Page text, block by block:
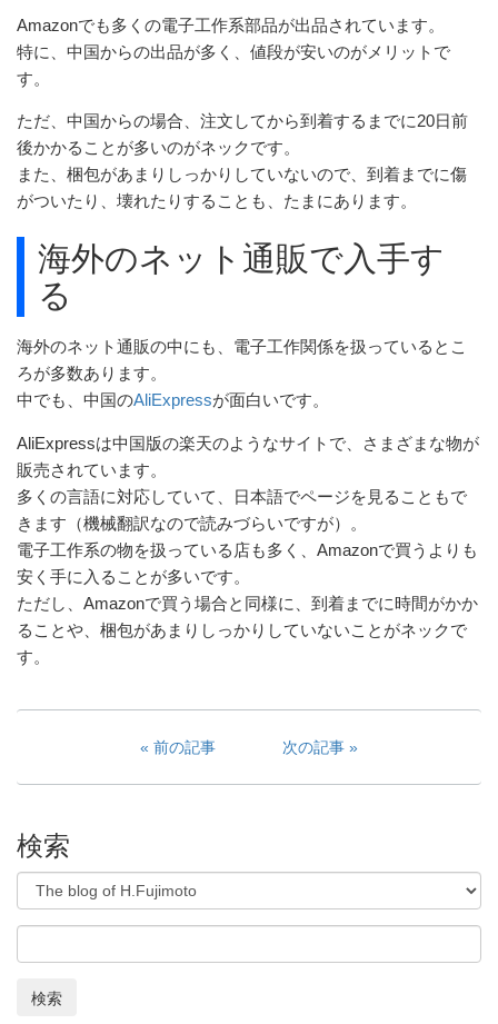
Amazonでも多くの電子工作系部品が出品されています。
特に、中国からの出品が多く、値段が安いのがメリットで
す。
ただ、中国からの場合、注文してから到着するまでに20日前
後かかることが多いのがネックです。
また、梱包があまりしっかりしていないので、到着までに傷
がついたり、壊れたりすることも、たまにあります。
海外のネット通販で入手す
る
海外のネット通販の中にも、電子工作関係を扱っているとこ
ろが多数あります。
中でも、中国のAliExpressが面白いです。
AliExpressは中国版の楽天のようなサイトで、さまざまな物が
販売されています。
多くの言語に対応していて、日本語でページを見ることもで
きます（機械翻訳なので読みづらいですが）。
電子工作系の物を扱っている店も多く、Amazonで買うよりも
安く手に入ることが多いです。
ただし、Amazonで買う場合と同様に、到着までに時間がかか
ることや、梱包があまりしっかりしていないことがネックで
す。
前の記事 次の記事
検索
検索